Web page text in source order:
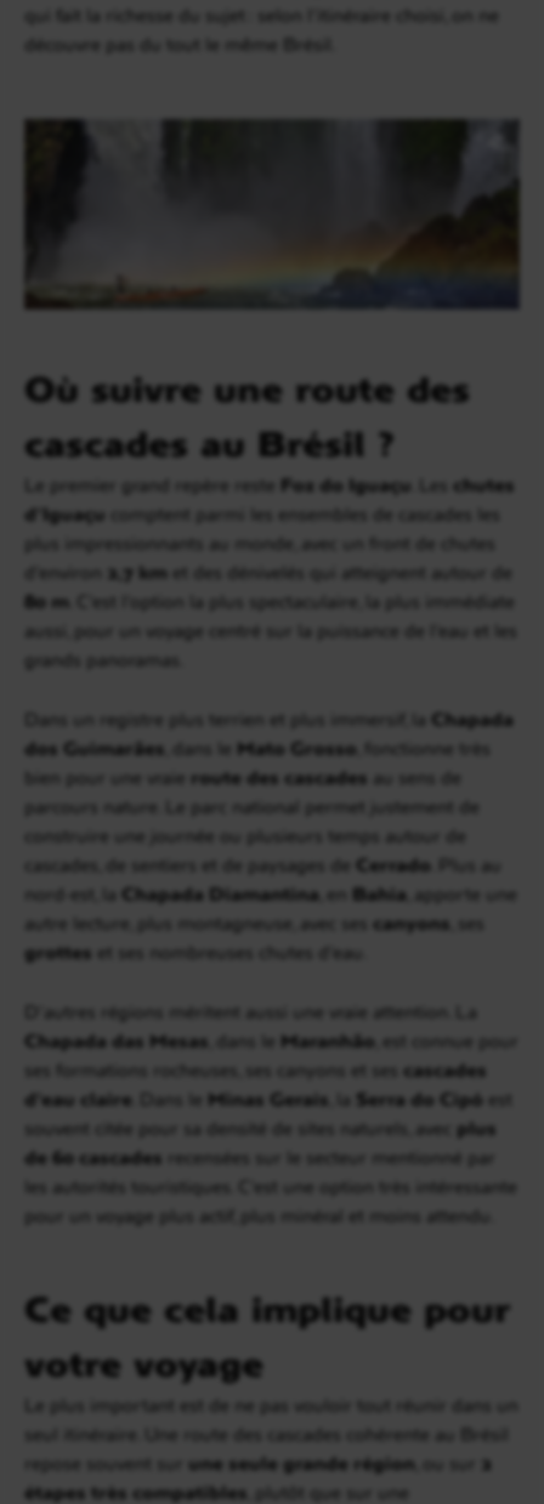
qui fait la richesse du sujet : selon l’itinéraire choisi, on ne
découvre pas du tout le même Brésil.
Où suivre une route des
cascades au Brésil ?
Le premier grand repère reste Foz do Iguaçu . Les chutes
d’Iguaçu comptent parmi les ensembles de cascades les
plus impressionnants au monde, avec un front de chutes
d’environ
2,7 km et des dénivelés qui atteignent autour de
80 m . C’est l’option la plus spectaculaire, la plus immédiate
aussi, pour un voyage centré sur la puissance de l’eau et les
grands panoramas.
Dans un registre plus terrien et plus immersif, la Chapada
dos Guimarães , dans le Mato Grosso , fonctionne très
bien pour une vraie route des cascades au sens de
parcours nature. Le parc national permet justement de
construire une journée ou plusieurs temps autour de
cascades, de sentiers et de paysages de Cerrado . Plus au
nord-est, la Chapada Diamantina , en Bahia , apporte une
autre lecture, plus montagneuse, avec ses canyons , ses
grottes et ses nombreuses chutes d’eau.
D’autres régions méritent aussi une vraie attention. La
Chapada das Mesas , dans le Maranhão , est connue pour
ses formations rocheuses, ses canyons et ses cascades
d’eau claire . Dans le Minas Gerais , la Serra do Cipó est
souvent citée pour sa densité de sites naturels, avec plus
de 60 cascades recensées sur le secteur mentionné par
les autorités touristiques. C’est une option très intéressante
pour un voyage plus actif, plus minéral et moins attendu.
Ce que cela implique pour
votre voyage
Le plus important est de ne pas vouloir tout réunir dans un
seul itinéraire. Une route des cascades cohérente au Brésil
repose souvent sur une seule grande région
2
étapes très compatibles , plutôt que sur une